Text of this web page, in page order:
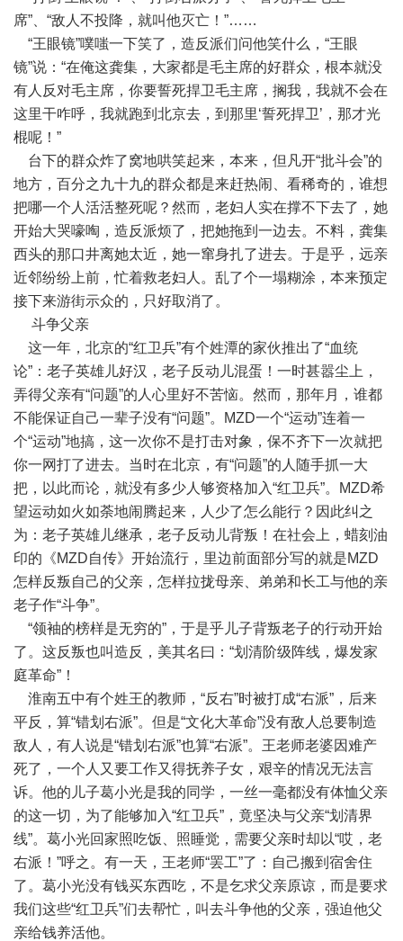
席”、“敌人不投降，就叫他灭亡！”……
“王眼镜”噗嗤一下笑了，造反派们问他笑什么，“王眼
镜”说：“在俺这龚集，大家都是毛主席的好群众，根本就没
有人反对毛主席，你要誓死捍卫毛主席，搁我，我就不会在
这里干咋呼，我就跑到北京去，到那里‘誓死捍卫’，那才光
棍呢！”
台下的群众炸了窝地哄笑起来，本来，但凡开“批斗会”的
地方，百分之九十九的群众都是来赶热闹、看稀奇的，谁想
把哪一个人活活整死呢？然而，老妇人实在撑不下去了，她
开始大哭嚎啕，造反派烦了，把她拖到一边去。不料，龚集
西头的那口井离她太近，她一窜身扎了进去。于是乎，远亲
近邻纷纷上前，忙着救老妇人。乱了个一塌糊涂，本来预定
接下来游街示众的，只好取消了。
斗争父亲
这一年，北京的“红卫兵”有个姓潭的家伙推出了“血统
论”：老子英雄儿好汉，老子反动儿混蛋！一时甚嚣尘上，
弄得父亲有“问题”的人心里好不苦恼。然而，那年月，谁都
不能保证自己一辈子没有“问题”。MZD一个“运动”连着一
个“运动”地搞，这一次你不是打击对象，保不齐下一次就把
你一网打了进去。当时在北京，有“问题”的人随手抓一大
把，以此而论，就没有多少人够资格加入“红卫兵”。MZD希
望运动如火如荼地闹腾起来，人少了怎么能行？因此纠之
为：老子英雄儿继承，老子反动儿背叛！在社会上，蜡刻油
印的《MZD自传》开始流行，里边前面部分写的就是MZD
怎样反叛自己的父亲，怎样拉拢母亲、弟弟和长工与他的亲
老子作“斗争”。
“领袖的榜样是无穷的”，于是乎儿子背叛老子的行动开始
了。这反叛也叫造反，美其名曰：“划清阶级阵线，爆发家
庭革命”！
淮南五中有个姓王的教师，“反右”时被打成“右派”，后来
平反，算“错划右派”。但是“文化大革命”没有敌人总要制造
敌人，有人说是“错划右派”也算“右派”。王老师老婆因难产
死了，一个人又要工作又得抚养子女，艰辛的情况无法言
诉。他的儿子葛小光是我的同学，一丝一毫都没有体恤父亲
的这一切，为了能够加入“红卫兵”，竟坚决与父亲“划清界
线”。葛小光回家照吃饭、照睡觉，需要父亲时却以“哎，老
右派！”呼之。有一天，王老师“罢工”了：自己搬到宿舍住
了。葛小光没有钱买东西吃，不是乞求父亲原谅，而是要求
我们这些“红卫兵”们去帮忙，叫去斗争他的父亲，强迫他父
亲给钱养活他。